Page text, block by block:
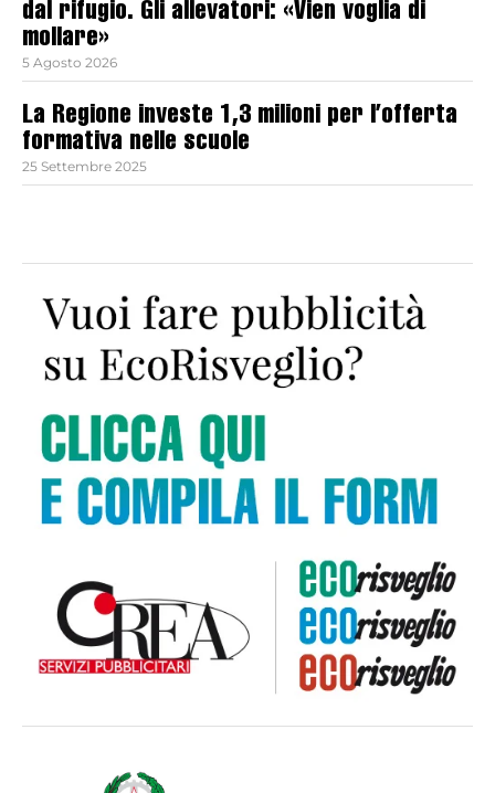
dal rifugio. Gli allevatori: «Vien voglia di
mollare»
5 Agosto 2026
La Regione investe 1,3 milioni per l’offerta
formativa nelle scuole
25 Settembre 2025